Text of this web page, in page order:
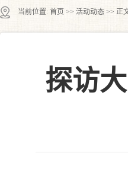
当前位置: 首页 >> 活动动态 >> 正
探访